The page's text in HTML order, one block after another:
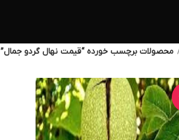
محصولات برچسب خورده “قیمت نهال گردو جمال”